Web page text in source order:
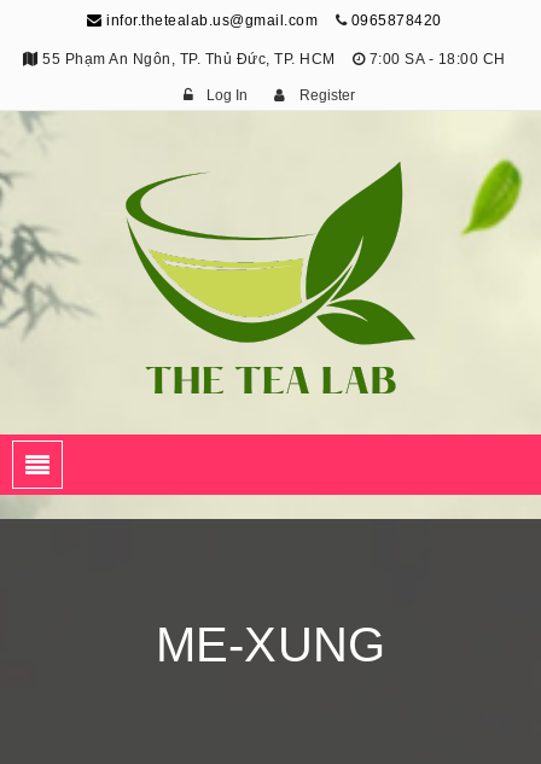
infor.thetealab.us@gmail.com 0965878420
55 Phạm An Ngôn, TP. Thủ Đức, TP. HCM 7:00 SA - 18:00 CH
Log In Register
ME-XUNG